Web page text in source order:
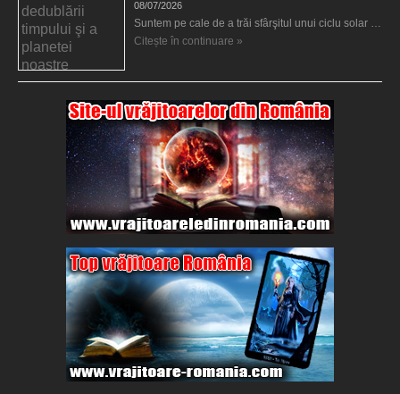
08/07/2026
Suntem pe cale de a trăi sfârşitul unui ciclu solar …
Citește în continuare »